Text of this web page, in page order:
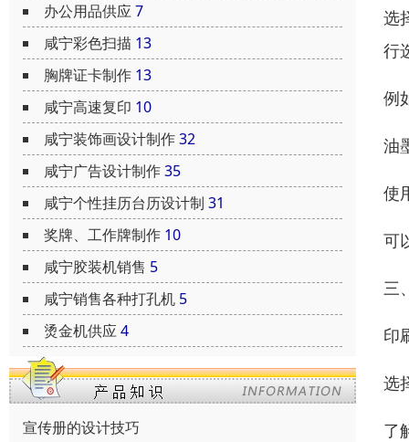
办公用品供应7
咸宁彩色扫描 13
胸牌证卡制作 13
咸宁高速复印 10
咸宁装饰画设计制作32
咸宁广告设计制作35
咸宁个性挂历台历设计制 31
奖牌、工作牌制作 10
咸宁胶装机销售 5
咸宁销售各种打孔机 5
烫金机供应4
宣传册的设计技巧
选
行
例
油
使
可
三
印
选
了